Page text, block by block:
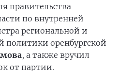
правительства
по внутренней
региональной и
оренбургской
, а также вручил
от партии.